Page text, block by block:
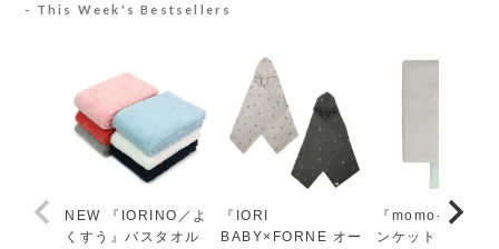
This Week's Bestsellers
NEW 『IORINO／よ
くすう』バスタオル
『IORI
BABY×FORNE オー
『momo-モモ』
ンケット レギュ